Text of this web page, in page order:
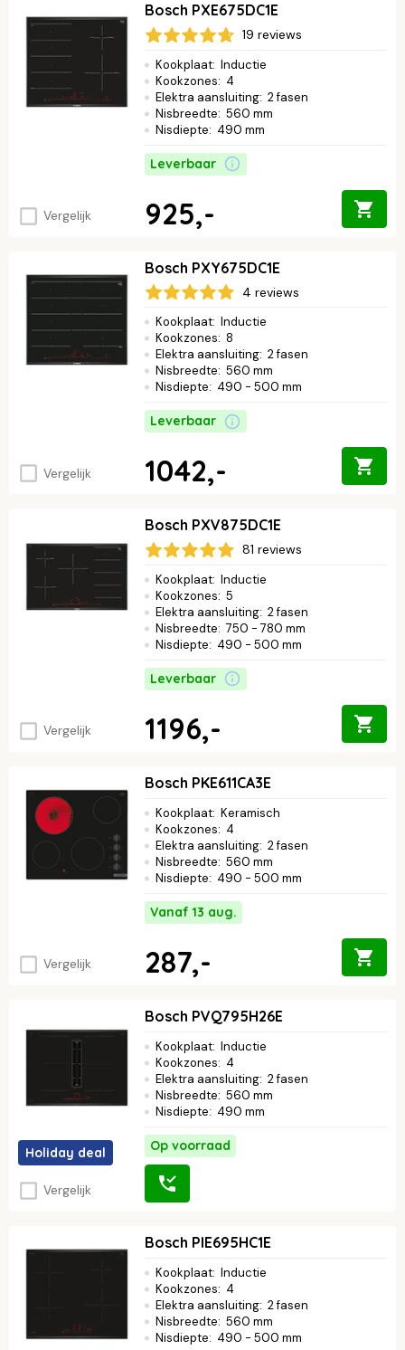
Vergelijk
Bosch PXE675DC1E
19 reviews
Kookplaat: Inductie
Kookzones: 4
Elektra aansluiting: 2 fasen
Nisbreedte: 560 mm
Nisdiepte: 490 mm
Leverbaar
925,-
Vergelijk
Bosch PXY675DC1E
4 reviews
Kookplaat: Inductie
Kookzones: 8
Elektra aansluiting: 2 fasen
Nisbreedte: 560 mm
Nisdiepte: 490 - 500 mm
Leverbaar
1042,-
Vergelijk
Bosch PXV875DC1E
81 reviews
Kookplaat: Inductie
Kookzones: 5
Elektra aansluiting: 2 fasen
Nisbreedte: 750 - 780 mm
Nisdiepte: 490 - 500 mm
Leverbaar
1196,-
Vergelijk
Bosch PKE611CA3E
Kookplaat: Keramisch
Kookzones: 4
Elektra aansluiting: 2 fasen
Nisbreedte: 560 mm
Nisdiepte: 490 - 500 mm
Vanaf 13 aug.
287,-
Holiday deal
Vergelijk
Bosch PVQ795H26E
Kookplaat: Inductie
Kookzones: 4
Elektra aansluiting: 2 fasen
Nisbreedte: 560 mm
Nisdiepte: 490 mm
Op voorraad
Bosch PIE695HC1E
Kookplaat: Inductie
Kookzones: 4
Elektra aansluiting: 2 fasen
Nisbreedte: 560 mm
Nisdiepte: 490 - 500 mm